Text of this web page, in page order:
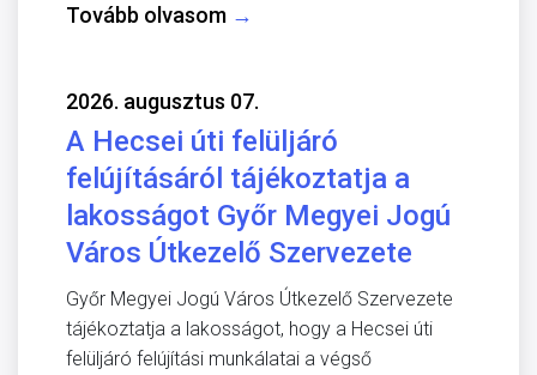
Tovább olvasom →
2026. augusztus 07.
A Hecsei úti felüljáró
felújításáról tájékoztatja a
lakosságot Győr Megyei Jogú
Város Útkezelő Szervezete
Győr Megyei Jogú Város Útkezelő Szervezete
tájékoztatja a lakosságot, hogy a Hecsei úti
felüljáró felújítási munkálatai a végső